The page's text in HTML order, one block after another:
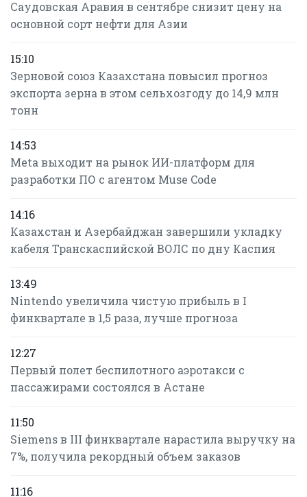
Саудовская Аравия в сентябре снизит цену на
основной сорт нефти для Азии
15:10
Зерновой союз Казахстана повысил прогноз
экспорта зерна в этом сельхозгоду до 14,9 млн
тонн
14:53
Meta выходит на рынок ИИ-платформ для
разработки ПО с агентом Muse Code
14:16
Казахстан и Азербайджан завершили укладку
кабеля Транскаспийской ВОЛС по дну Каспия
13:49
Nintendo увеличила чистую прибыль в I
финквартале в 1,5 раза, лучше прогноза
12:27
Первый полет беспилотного аэротакси с
пассажирами состоялся в Астане
11:50
Siemens в III финквартале нарастила выручку на
7%, получила рекордный объем заказов
11:16